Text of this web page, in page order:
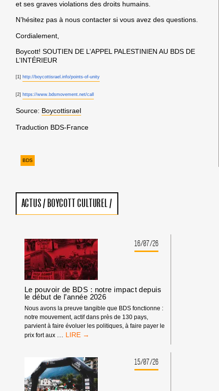
et ses graves violations des droits humains.
N’hésitez pas à nous contacter si vous avez des questions.
Cordialement,
Boycott! SOUTIEN DE L’APPEL PALESTINIEN AU BDS DE
L’INTÉRIEUR
[1] http://boycottisrael.info/points-of-unity
[2] https://www.bdsmovement.net/call
Source: Boycottisrael
Traduction BDS-France
BDS
ACTUS/ BOYCOTT CULTUREL/
16/07/26
Le pouvoir de BDS : notre impact depuis
le début de l’année 2026
Nous avons la preuve tangible que BDS fonctionne :
notre mouvement, actif dans près de 130 pays,
parvient à faire évoluer les politiques, à faire payer le
prix fort aux … LE
BDS
:
NOTRE
IMPACT
15/07/26